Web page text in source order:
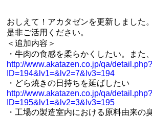
おしえて！アカタゼンを更新しました。
是非ご活用ください。
＜追加内容＞
・牛肉の食感を柔らかくしたい。また
http://www.akatazen.co.jp/qa/detail.php?
ID=194&lv1=&lv2=7&lv3=194
・どら焼きの日持ちを延ばしたい
http://www.akatazen.co.jp/qa/detail.php?
ID=195&lv1=&lv2=3&lv3=195
・工場の製造室内における原料由来の